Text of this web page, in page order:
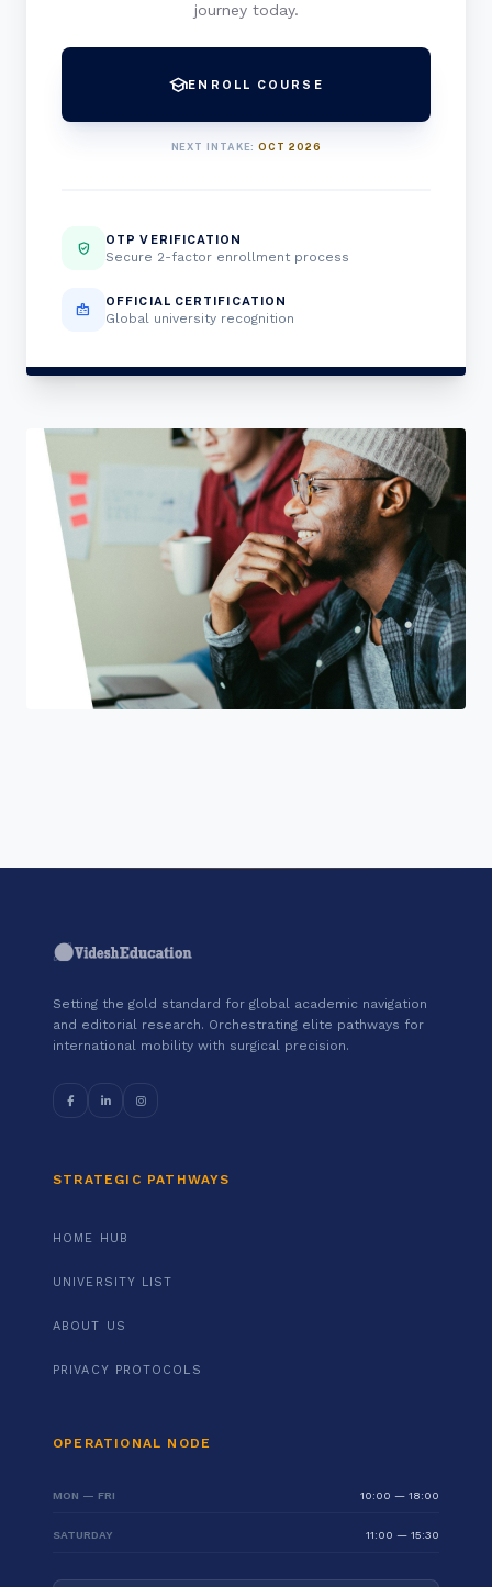
journey today.
schoolENROLL COURSE
NEXT INTAKE:OCT 2026
verified_user OTP VERIFICATION
Secure 2-factor enrollment process
badge OFFICIAL CERTIFICATION
Global university recognition
Setting the gold standard for global academic navigation
and editorial research. Orchestrating elite pathways for
international mobility with surgical precision.
STRATEGIC PATHWAYS
HOME HUB
UNIVERSITY LIST
ABOUT US
PRIVACY PROTOCOLS
OPERATIONAL NODE
MON — FRI 10:00 — 18:00
SATURDAY 11:00 — 15:30